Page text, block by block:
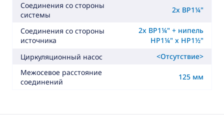
Соединения со стороны
системы
2x ВР1¼"
Соединения со стороны
источника
2x ВР1¼" + нипель
НР1¼" x НР1½"
Циркуляционный насос
<Отсутствие>
Межосевое расстояние
соединений
125 мм